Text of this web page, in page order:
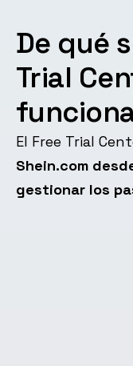
De qué
Trial
El Free Trial
Shein.com
gestionar los